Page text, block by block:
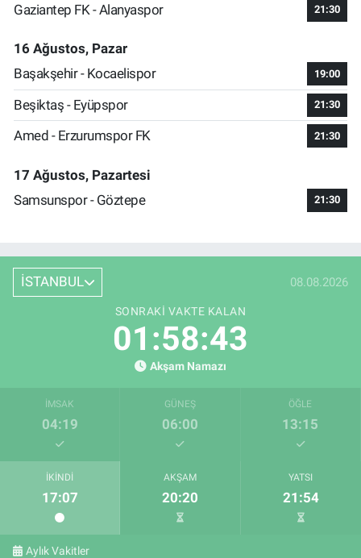
Gaziantep FK - Alanyaspor 21:30
16 Ağustos, Pazar
Başakşehir - Kocaelispor
19:00
Beşiktaş - Eyüpspor 21:30
Amed - Erzurumspor FK 21:30
17 Ağustos, Pazartesi
Samsunspor - Göztepe
21:30
İSTANBUL 08.08.2026
SONRAKI VAKTE KALAN
01:58:43
Akşam Namazı
İMSAK
04:19
GÜNEŞ
06:00
ÖĞLE
13:15
İKINDI
17:07
AKŞAM
20:20
YATSI
21:54
Aylık Vakitler